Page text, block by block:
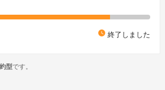
watch_later 終了しました
型です。